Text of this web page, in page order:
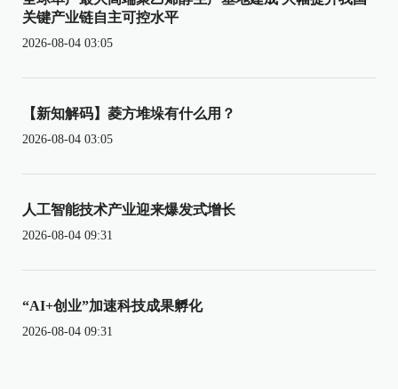
关键产业链自主可控水平
2026-08-04 03:05
【新知解码】菱方堆垛有什么用？
2026-08-04 03:05
人工智能技术产业迎来爆发式增长
2026-08-04 09:31
“AI+创业”加速科技成果孵化
2026-08-04 09:31